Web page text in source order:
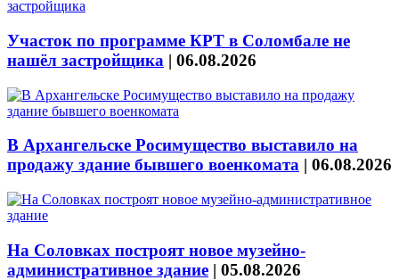
Участок по программе КРТ в Соломбале не
нашёл застройщика | 06.08.2026
В Архангельске Росимущество выставило на
продажу здание бывшего военкомата | 06.08.2026
На Соловках построят новое музейно-
административное здание | 05.08.2026